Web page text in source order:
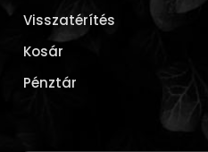
Visszatérítés
Kosár
Pénztár